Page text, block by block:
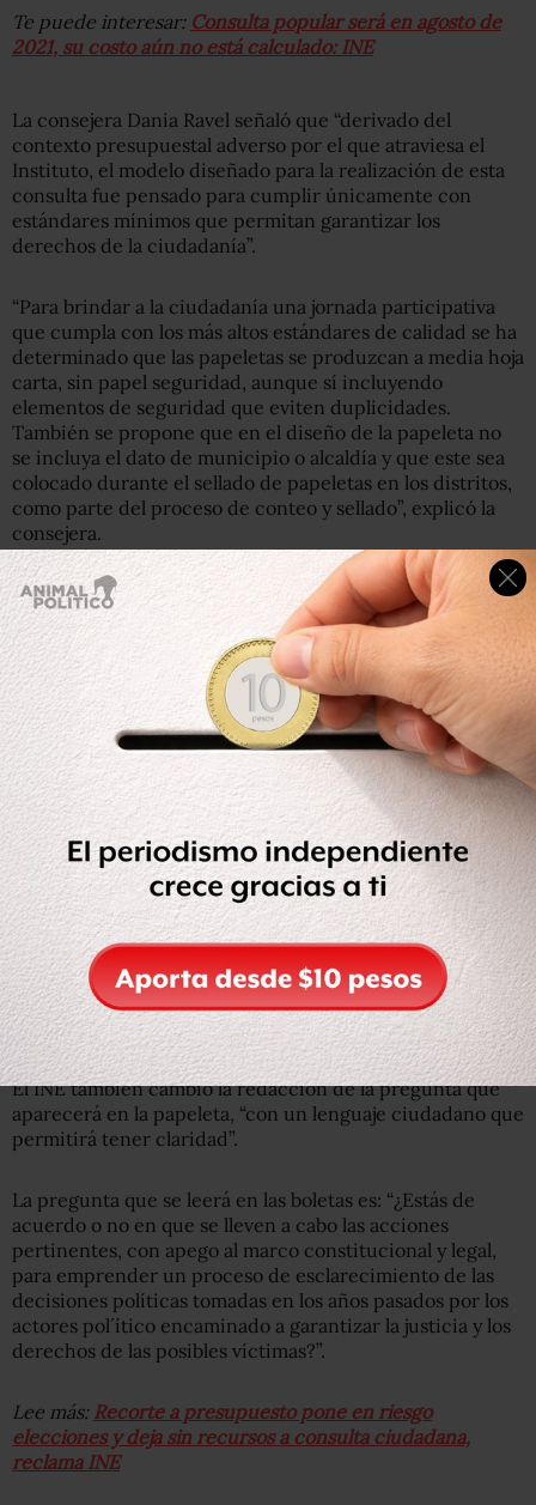
Te puede interesar: Consulta popular será en agosto de
2021, su costo aún no está calculado: INE
La consejera Dania Ravel señaló que “derivado del
contexto presupuestal adverso por el que atraviesa el
Instituto, el modelo diseñado para la realización de esta
consulta fue pensado para cumplir únicamente con
estándares mínimos que permitan garantizar los
derechos de la ciudadanía”.
“Para brindar a la ciudadanía una jornada participativa
que cumpla con los más altos estándares de calidad se ha
determinado que las papeletas se produzcan a media hoja
carta, sin papel seguridad, aunque sí incluyendo
elementos de seguridad que eviten duplicidades.
También se propone que en el diseño de la papeleta no
se incluya el dato de municipio o alcaldía y que este sea
colocado durante el sellado de papeletas en los distritos,
como parte del proceso de conteo y sellado”, explicó la
consejera.
Entre los beneficios de esta propuesta, dijo, habrá menor
consumo de papel, se reducirán los tiempos de actividad
de rotativas, menor probabilidad de error en la
distribución de boletas.
El INE también cambió la redacción de la pregunta que
aparecerá en la papeleta, “con un lenguaje ciudadano que
permitirá tener claridad”.
La pregunta que se leerá en las boletas es: “¿Estás de
acuerdo o no en que se lleven a cabo las acciones
pertinentes, con apego al marco constitucional y legal,
para emprender un proceso de esclarecimiento de las
decisiones políticas tomadas en los años pasados por los
actores pol´ítico encaminado a garantizar la justicia y los
derechos de las posibles víctimas?”.
Lee más: Recorte a presupuesto pone en riesgo
elecciones y deja sin recursos a consulta ciudadana,
reclama INE